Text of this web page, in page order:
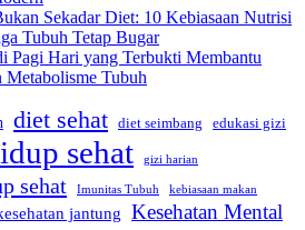
Sekadar Diet: 10 Kebiasaan Nutrisi
Tubuh Tetap Bugar
Pagi Hari yang Terbukti Membantu
Metabolisme Tubuh
diet sehat diet seimbang edukasi gizi
sehat gizi harian
sehat Imunitas Tubuh kebiasaan makan
jantung Kesehatan Mental